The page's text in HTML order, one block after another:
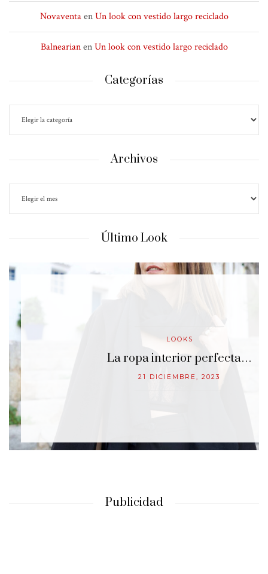
NovaventaenUn look con vestido largo reciclado
BalnearianenUn look con vestido largo reciclado
Categorías
Archivos
Último Look
LOOKS
La ropa interior perfecta…
21 DICIEMBRE, 2023
Publicidad